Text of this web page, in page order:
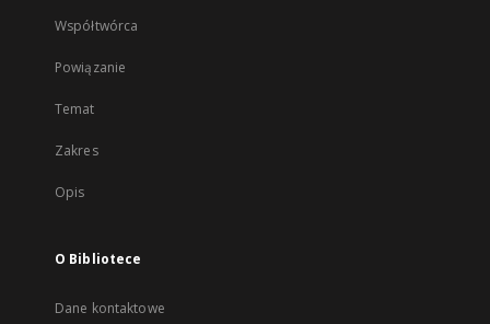
Współtwórca
Powiązanie
Temat
Zakres
Opis
O Bibliotece
Dane kontaktowe